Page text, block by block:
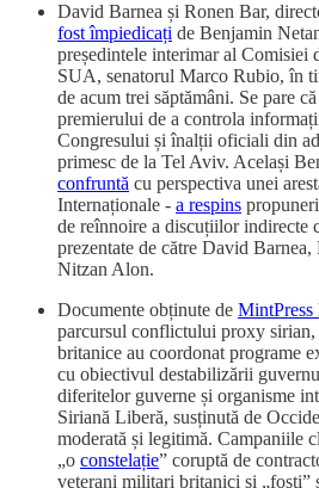
David Barnea și Ronen Bar,
fost împiedicați de Benjamin
președintele interimar al Comisiei
SUA, senatorul Marco Rubio, în
de acum trei săptămâni. Se pare
premierului de a controla
Congresului și înalții oficiali din
primesc de la Tel Aviv. Același
confruntă cu perspectiva unei
Internaționale - a respins
de reînnoire a discuțiilor indirecte
prezentate de către David
Nitzan Alon.
Documente obținute de MintPress
parcursul conflictului proxy
britanice au coordonat programe
cu obiectivul destabilizării
diferitelor guverne și organisme
Siriană Liberă, susținută de
moderată și legitimă. Campaniile
„o constelație” coruptă de
veterani militari britanici și „foști”